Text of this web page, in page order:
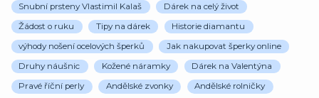
Snubní prsteny Vlastimil Kalaš Dárek na celý život
Žádost o ruku Tipy na dárek Historie diamantu
výhody nošení ocelových šperků Jak nakupovat šperky online
Druhy náušnic Kožené náramky Dárek na Valentýna
Pravé říční perly Andělské zvonky Andělské rolničky